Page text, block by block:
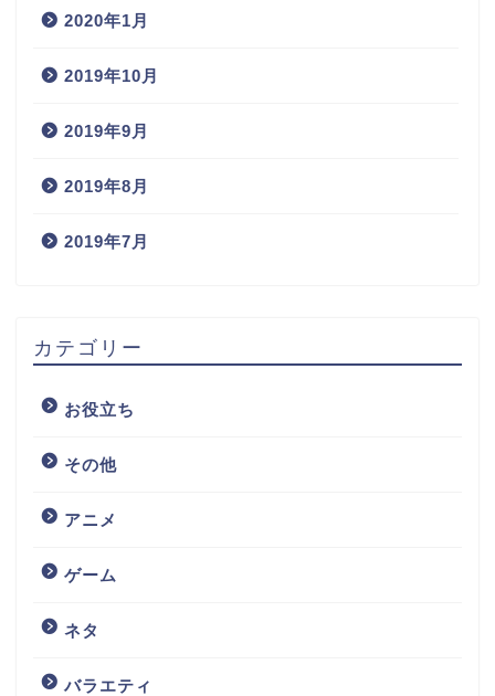
2020年1月
2019年10月
2019年9月
2019年8月
2019年7月
カテゴリー
お役立ち
その他
アニメ
ゲーム
ネタ
バラエティ